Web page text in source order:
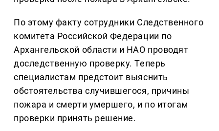
По этому факту сотрудники Следственного
комитета Российской Федерации по
Архангельской области и НАО проводят
доследственную проверку. Теперь
специалистам предстоит выяснить
обстоятельства случившегося, причины
пожара и смерти умершего, и по итогам
проверки принять решение.